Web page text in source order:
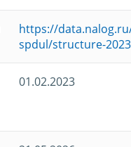
https://
spdul/structure-
01.02.2023